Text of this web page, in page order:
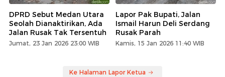
DPRD Sebut Medan Utara
Seolah Dianaktirikan, Ada
Jalan Rusak Tak Tersentuh
Jumat, 23 Jan 2026 23:00 WIB
Lapor Pak Bupati, Jalan
Ismail Harun Deli Serdang
Rusak Parah
Kamis, 15 Jan 2026 11:40 WIB
Ke Halaman Lapor Ketua